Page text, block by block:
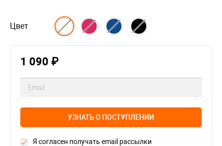
Цвет
1 090 ₽
УЗНАТЬ О ПОСТУПЛЕНИИ
Я согласен получать email рассылки